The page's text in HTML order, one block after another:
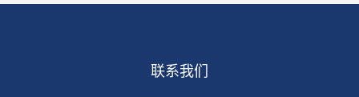
联系我们